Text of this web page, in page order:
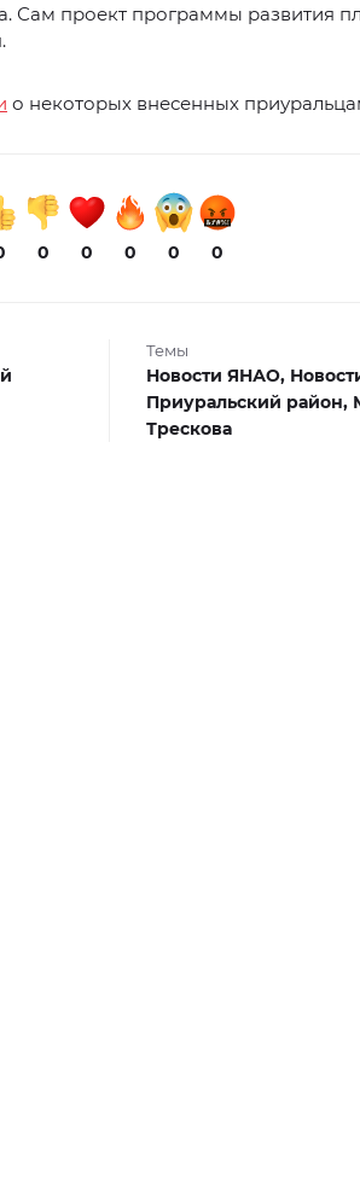
Сам проект программы развития
о некоторых внесенных
0 0 0 0 0
Темы
Новости ЯНАО,
Приуральский район,
Трескова